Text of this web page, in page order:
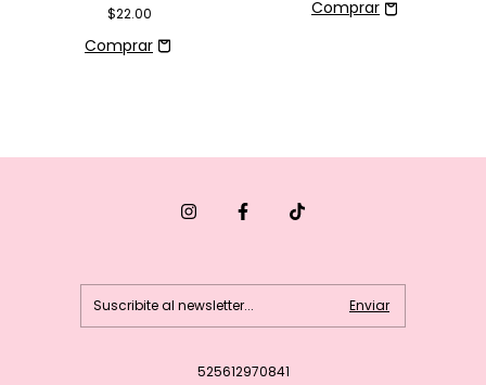
$22.00
525612970841